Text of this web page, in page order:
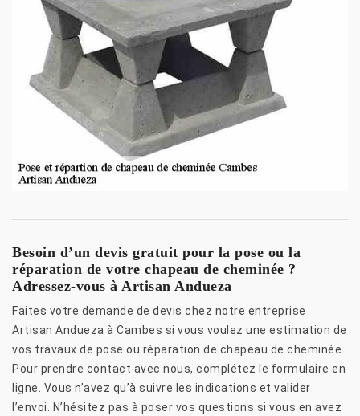
Besoin d’un devis gratuit pour la pose ou la
réparation de votre chapeau de cheminée ?
Adressez-vous à Artisan Andueza
Faites votre demande de devis chez notre entreprise
Artisan Andueza à Cambes si vous voulez une estimation de
vos travaux de pose ou réparation de chapeau de cheminée.
Pour prendre contact avec nous, complétez le formulaire en
ligne. Vous n’avez qu’à suivre les indications et valider
l’envoi. N’hésitez pas à poser vos questions si vous en avez